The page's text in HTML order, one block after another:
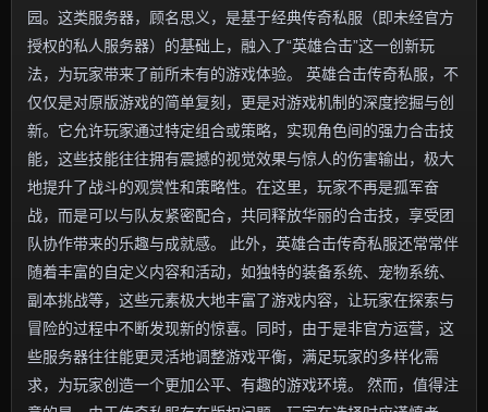
园。这类服务器，顾名思义，是基于经典传奇私服（即未经官方
授权的私人服务器）的基础上，融入了“英雄合击”这一创新玩
法，为玩家带来了前所未有的游戏体验。 英雄合击传奇私服，不
仅仅是对原版游戏的简单复刻，更是对游戏机制的深度挖掘与创
新。它允许玩家通过特定组合或策略，实现角色间的强力合击技
能，这些技能往往拥有震撼的视觉效果与惊人的伤害输出，极大
地提升了战斗的观赏性和策略性。在这里，玩家不再是孤军奋
战，而是可以与队友紧密配合，共同释放华丽的合击技，享受团
队协作带来的乐趣与成就感。 此外，英雄合击传奇私服还常常伴
随着丰富的自定义内容和活动，如独特的装备系统、宠物系统、
副本挑战等，这些元素极大地丰富了游戏内容，让玩家在探索与
冒险的过程中不断发现新的惊喜。同时，由于是非官方运营，这
些服务器往往能更灵活地调整游戏平衡，满足玩家的多样化需
求，为玩家创造一个更加公平、有趣的游戏环境。 然而，值得注